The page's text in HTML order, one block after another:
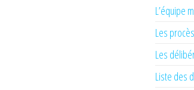
L’équipe
Les
Les
Liste des